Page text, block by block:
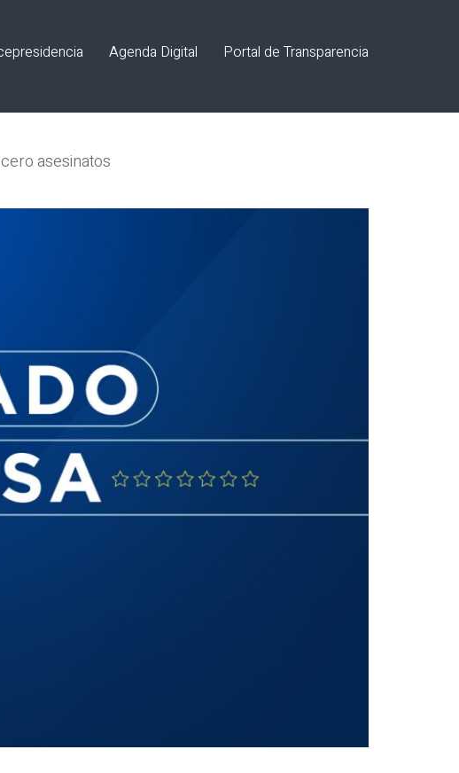
Agenda Digital Portal de Transparencia
asesinatos